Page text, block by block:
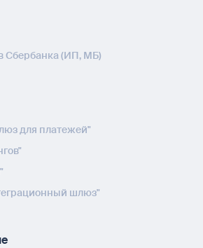
Сбербанка (ИП, МБ)
для платежей"
шлюз"